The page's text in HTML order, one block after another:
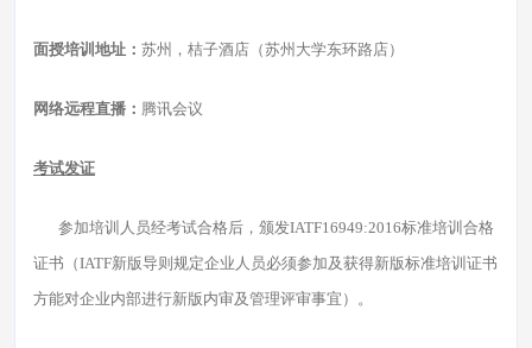
面授培训地址： 苏州，桔子酒店（苏州大学东环路店）
网络远程直播： 腾讯会议
考试发证
参加培训人员经考试合格后，颁发IATF16949:2016标准培训合格
证书（IATF新版导则规定企业人员必须参加及获得新版标准培训证书
方能对企业内部进行新版内审及管理评审事宜）。